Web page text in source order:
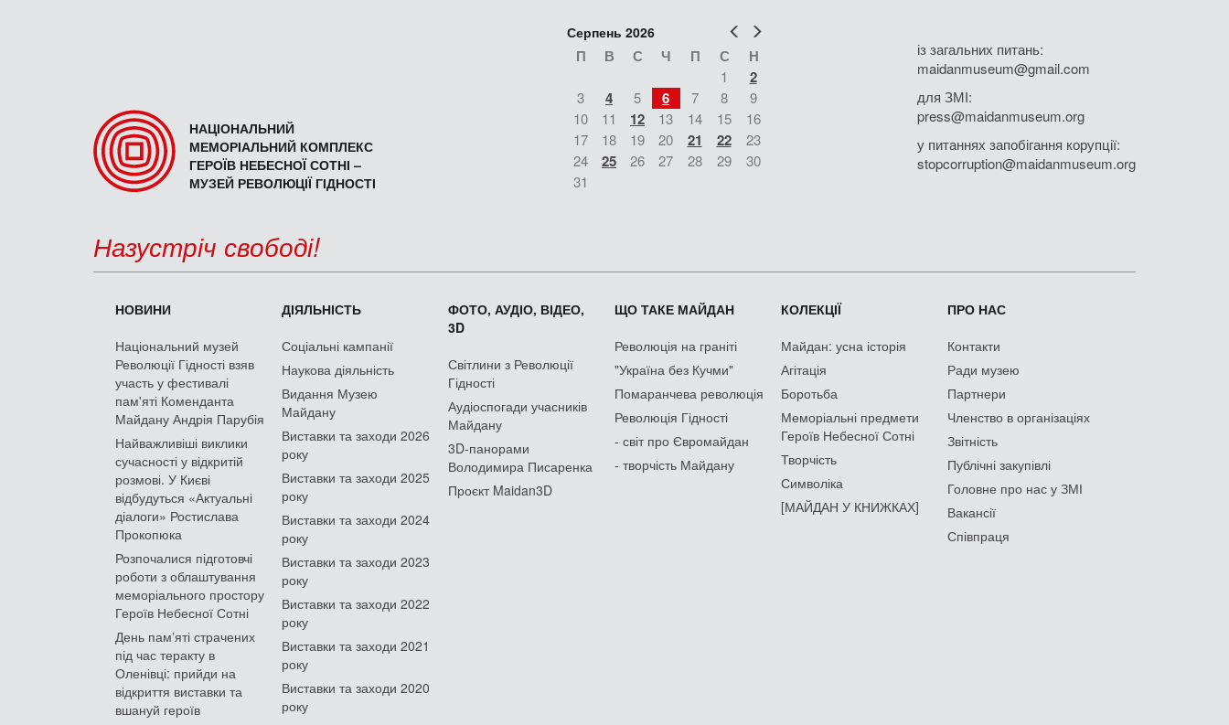
НАЦІОНАЛЬНИЙ
МЕМОРІАЛЬНИЙ КОМПЛЕКС
ГЕРОЇВ НЕБЕСНОЇ СОТНІ –
МУЗЕЙ РЕВОЛЮЦІЇ ГІДНОСТІ
Попер
Серпень 2026
П В С Ч П С Н
1 2
3 4 5 6 7 8
9
10
11 12 13 14 15
16
17
18 19 20 21 22
23
24
25 26 27 28 29
30
31
із загальних питань:
maidanmuseum@gmail.com
для ЗМІ:
press@maidanmuseum.org
у питаннях запобігання корупції:
stopcorruption@maidanmuseum.org
Назустріч свободі!
НОВИНИ
Національний музей
Революції Гідності взяв
участь у фестивалі
пам'яті Коменданта
Майдану Андрія Парубія
Найважливіші виклики
сучасності у відкритій
розмові. У Києві
відбудуться «Актуальні
діалоги» Ростислава
Прокопюка
Розпочалися підготовчі
роботи з облаштування
меморіального простору
Героїв Небесної Сотні
День памʼяті страчених
під час теракту в
Оленівці: прийди на
відкриття виставки та
вшануй героїв
ДІЯЛЬНІСТЬ
Соціальні кампанії
Наукова діяльність
Видання Музею
Майдану
Виставки та заходи 2026
року
Виставки та заходи 2025
року
Виставки та заходи 2024
року
Виставки та заходи 2023
року
Виставки та заходи 2022
року
Виставки та заходи 2021
року
Виставки та заходи 2020
року
ФОТО, АУДІО, ВІДЕО,
3D
Світлини з Революції
Гідності
Аудіоспогади учасників
Майдану
3D-панорами
Володимира Писаренка
Проєкт Maidan3D
ЩО ТАКЕ МАЙДАН
Революція на граніті
"Україна без Кучми"
Помаранчева революція
Революція Гідності
- світ про Євромайдан
- творчість Майдану
КОЛЕКЦІЇ
Майдан: усна історія
Агітація
Боротьба
Меморіальні предмети
Героїв Небесної Сотні
Творчість
Символіка
[МАЙДАН У КНИЖКАХ]
ПРО НАС
Контакти
Ради музею
Партнери
Членство в організаціях
Звітність
Публічні закупівлі
Головне про нас у ЗМІ
Вакансії
Співпраця